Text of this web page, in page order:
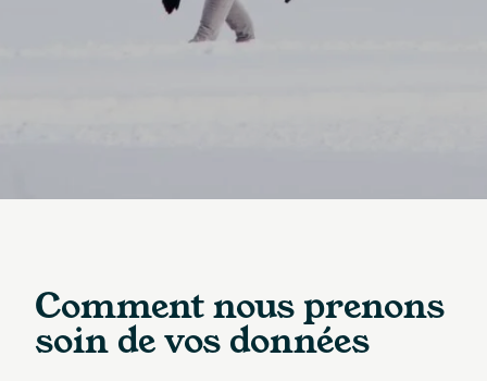
Comment nous prenons
soin de vos données